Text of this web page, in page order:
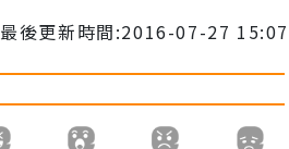
最後更新時間:2016-07-27 15:07